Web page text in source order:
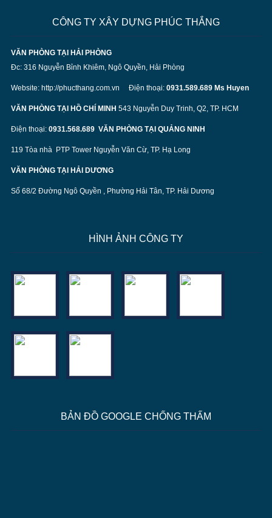
CÔNG TY XÂY DỰNG PHÚC THẮNG
VĂN PHÒNG TẠI HẢI PHÒNG
Đc: 316 Nguyễn Bỉnh Khiêm, Ngô Quyền, Hải Phòng
Website: http://phucthang.com.vn Điện thoại: 0931.589.689 Ms Huyen
VĂN PHÒNG TẠI HỒ CHÍ MINH 543 Nguyễn Duy Trinh, Q2, TP. HCM
Điện thoại: 0931.568.689 VĂN PHÒNG TẠI QUẢNG NINH
119 Tòa nhà PTP Tower Nguyễn Văn Cừ, TP. Hạ Long
VĂN PHÒNG TẠI HẢI DƯƠNG
Số 68/2 Đường Ngô Quyền , Phường Hải Tân, TP. Hải Dương
HÌNH ẢNH CÔNG TY
BẢN ĐỒ GOOGLE CHỐNG THẤM